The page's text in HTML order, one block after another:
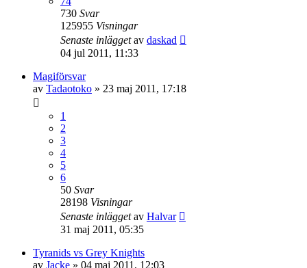
730 Svar
125955 Visningar
Senaste inläggetav daskad
04 jul 2011, 11:33
Magiförsvar
av Tadaotoko » 23 maj 2011, 17:18
1
2
3
4
5
6
50 Svar
28198 Visningar
Senaste inläggetav Halvar
31 maj 2011, 05:35
Tyranids vs Grey Knights
av Jacke » 04 maj 2011, 12:03